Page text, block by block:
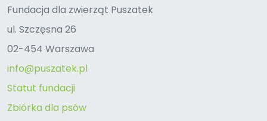
Fundacja dla zwierząt Puszatek
ul. Szczęsna 26
02-454 Warszawa
info@puszatek.pl
Statut fundacji
Zbiórka dla psów